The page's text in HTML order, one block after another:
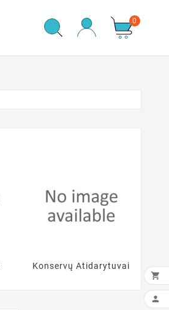
0
Konservų Atidarytuvai

